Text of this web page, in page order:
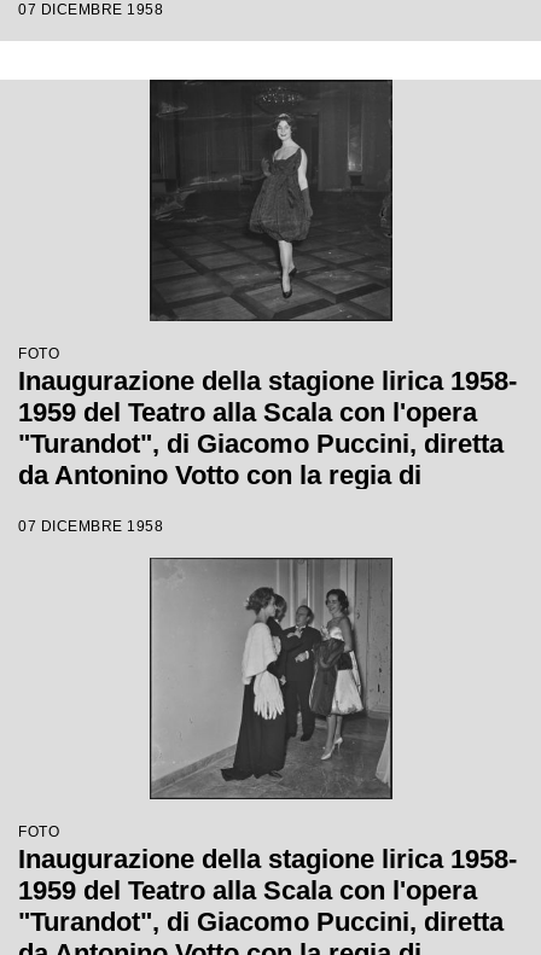
diretta da Antonino Votto con la regia di
07 DICEMBRE 1958
FOTO
Inaugurazione della stagione lirica 1958-
1959 del Teatro alla Scala con l'opera
"Turandot", di Giacomo Puccini, diretta
da Antonino Votto con la regia di
07 DICEMBRE 1958
FOTO
Inaugurazione della stagione lirica 1958-
1959 del Teatro alla Scala con l'opera
"Turandot", di Giacomo Puccini, diretta